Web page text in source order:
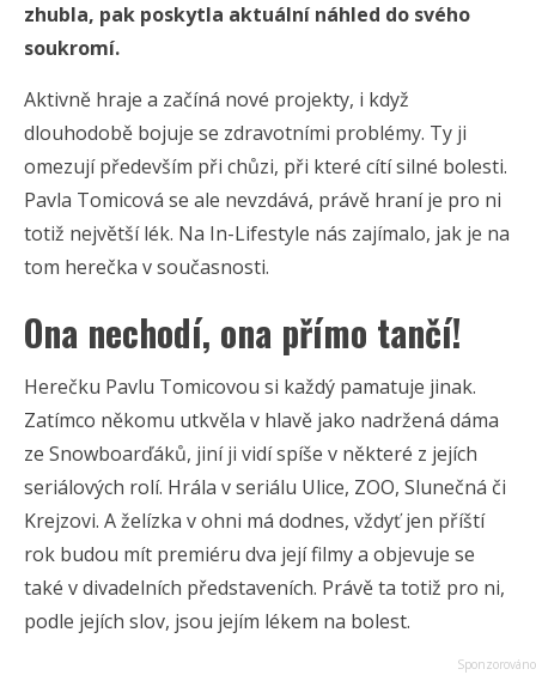
zhubla, pak poskytla aktuální náhled do svého
soukromí.
Aktivně hraje a začíná nové projekty, i když
dlouhodobě bojuje se zdravotními problémy. Ty ji
omezují především při chůzi, při které cítí silné bolesti.
Pavla Tomicová se ale nevzdává, právě hraní je pro ni
totiž největší lék. Na In-Lifestyle nás zajímalo, jak je na
tom herečka v současnosti.
Ona nechodí, ona přímo tančí!
Herečku Pavlu Tomicovou si každý pamatuje jinak.
Zatímco někomu utkvěla v hlavě jako nadržená dáma
ze Snowboarďáků, jiní ji vidí spíše v některé z jejích
seriálových rolí. Hrála v seriálu Ulice, ZOO, Slunečná či
Krejzovi. A želízka v ohni má dodnes, vždyť jen příští
rok budou mít premiéru dva její filmy a objevuje se
také v divadelních představeních. Právě ta totiž pro ni,
podle jejích slov, jsou jejím lékem na bolest.